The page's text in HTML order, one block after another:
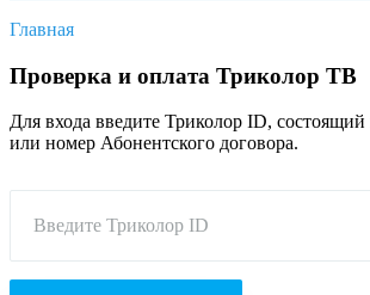
Главная
Проверка и оплата Триколор ТВ
Для входа введите Триколор ID,
или номер Абонентского договора.
Введите Триколор ID